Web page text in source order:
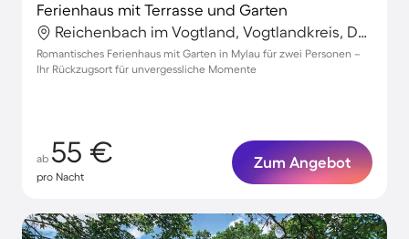
Ferienhaus mit Terrasse und Garten
Reichenbach im Vogtland, Vogtlandkreis, Deutschland
Romantisches Ferienhaus mit Garten in Mylau für zwei Personen –
Ihr Rückzugsort für unvergessliche Momente
ab 55 €
pro Nacht
Zum Angebot